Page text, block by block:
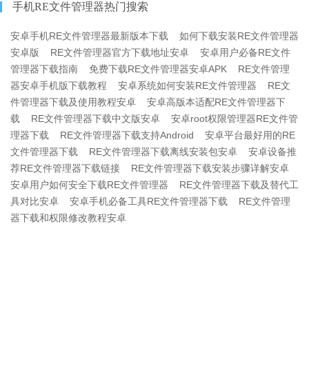
手机RE文件管理器热门搜索
安卓手机RE文件管理器最新版本下载
如何下载安装RE文件管理器
安卓版
RE文件管理器官方下载地址安卓
安卓用户必备RE文件
管理器下载指南
免费下载RE文件管理器安卓APK
RE文件管理
器安卓手机版下载教程
安卓系统如何安装RE文件管理器
RE文
件管理器下载及使用教程安卓
安卓高版本适配RE文件管理器下
载
RE文件管理器下载中文版安卓
安卓root权限管理器RE文件管
理器下载
RE文件管理器下载支持Android
安卓平台最好用的RE
文件管理器下载
RE文件管理器下载离线安装包安卓
安卓设备推
荐RE文件管理器下载链接
RE文件管理器下载安装步骤详解安卓
安卓用户如何安全下载RE文件管理器
RE文件管理器下载及替代工
具对比安卓
安卓手机必备工具RE文件管理器下载
RE文件管理
器下载和权限修改教程安卓